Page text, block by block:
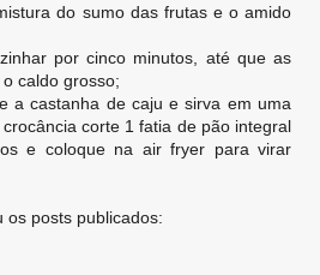
do sumo das frutas e o amido
por cinco minutos, até que as
caldo grosso;
a castanha de caju e sirva em uma
corte 1 fatia de pão integral
e coloque na air fryer para virar
os posts publicados: